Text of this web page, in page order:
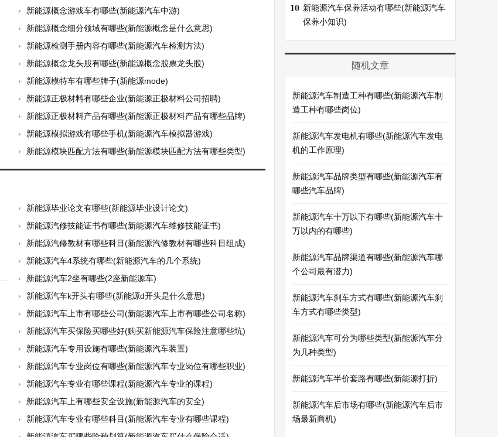
新能源概念游戏车有哪些(新能源汽车中游)
新能源概念细分领域有哪些(新能源概念是什么意思)
新能源检测手册内容有哪些(新能源汽车检测方法)
新能源概念龙头股有哪些(新能源概念股票龙头股)
新能源模特车有哪些牌子(新能源mode)
新能源正极材料有哪些企业(新能源正极材料公司招聘)
新能源正极材料产品有哪些(新能源正极材料产品有哪些品牌)
新能源模拟游戏有哪些手机(新能源汽车模拟器游戏)
新能源模块匹配方法有哪些(新能源模块匹配方法有哪些类型)
新能源毕业论文有哪些(新能源毕业设计论文)
新能源汽修技能证书有哪些(新能源汽车维修技能证书)
新能源汽修教材有哪些科目(新能源汽修教材有哪些科目组成)
新能源汽车4系统有哪些(新能源汽车的几个系统)
新能源汽车2坐有哪些(2座新能源车)
新能源汽车k开头有哪些(新能源d开头是什么意思)
新能源汽车上市有哪些公司(新能源汽车上市有哪些公司名称)
新能源汽车买保险买哪些好(购买新能源汽车保险注意哪些坑)
新能源汽车专用设施有哪些(新能源汽车装置)
新能源汽车专业岗位有哪些(新能源汽车专业岗位有哪些职业)
新能源汽车专业有哪些课程(新能源汽车专业的课程)
新能源汽车上有哪些安全设施(新能源汽车的安全)
新能源汽车专业有哪些科目(新能源汽车专业有哪些课程)
10 新能源汽车保养活动有哪些(新能源汽车
保养小知识)
随机文章
新能源汽车制造工种有哪些(新能源汽车制
造工种有哪些岗位)
新能源汽车发电机有哪些(新能源汽车发电
机的工作原理)
新能源汽车品牌类型有哪些(新能源汽车有
哪些汽车品牌)
新能源汽车十万以下有哪些(新能源汽车十
万以内的有哪些)
新能源汽车品牌渠道有哪些(新能源汽车哪
个公司最有潜力)
新能源汽车刹车方式有哪些(新能源汽车刹
车方式有哪些类型)
新能源汽车可分为哪些类型(新能源汽车分
为几种类型)
新能源汽车半价套路有哪些(新能源打折)
新能源汽车后市场有哪些(新能源汽车后市
场最新商机)